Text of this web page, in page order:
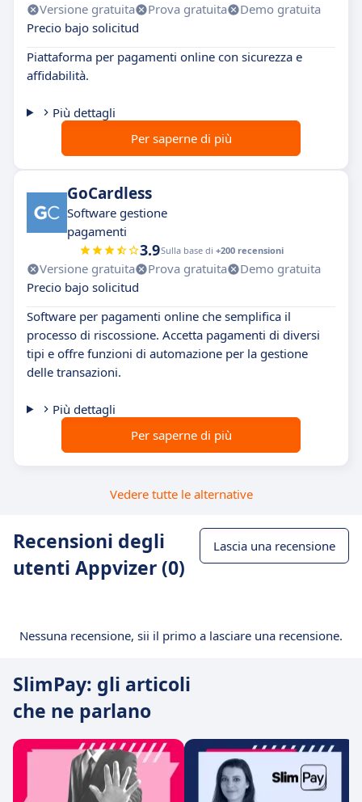
Versione gratuita Prova gratuita
Demo gratuita
Precio bajo solicitud
Piattaforma per pagamenti online con sicurezza e
affidabilità.
Più dettagli
Per saperne di più
GoCardless
Software gestione
pagamenti
3.9Sulla base di +200 recensioni
Versione gratuita Prova gratuita
Demo gratuita
Precio bajo solicitud
Software per pagamenti online che semplifica il
processo di riscossione. Accetta pagamenti di diversi
tipi e offre funzioni di automazione per la gestione
delle transazioni.
Più dettagli
Per saperne di più
Vedere tutte le alternative
Recensioni degli
utenti Appvizer (0)
Lascia una recensione
Nessuna recensione, sii il primo a lasciare una recensione.
SlimPay: gli articoli
che ne parlano